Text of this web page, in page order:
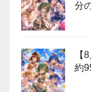
分
【
約